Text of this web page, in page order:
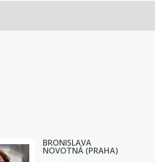
BRONISLAVA
NOVOTNÁ (PRAHA)